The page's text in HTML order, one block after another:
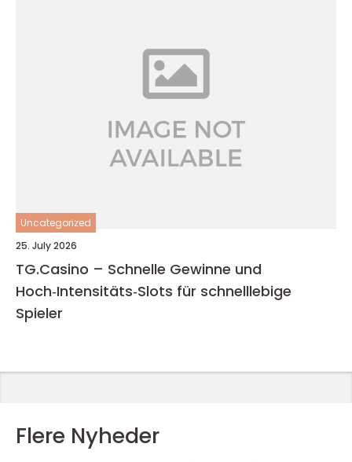
Uncategorized
25. July 2026
TG.Casino – Schnelle Gewinne und
Hoch‑Intensitäts‑Slots für schnelllebige
Spieler
Flere Nyheder